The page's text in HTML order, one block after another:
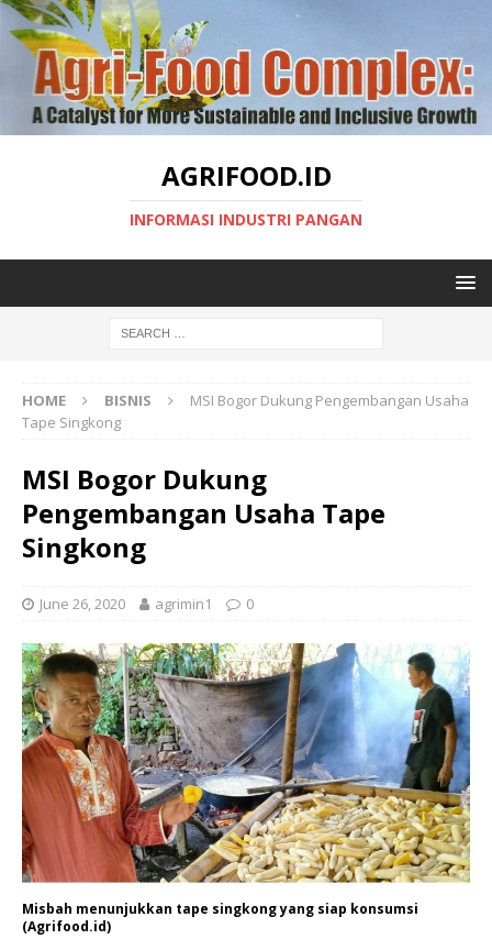
AGRIFOOD.ID
INFORMASI INDUSTRI PANGAN
HOME BISNIS
MSI Bogor Dukung Pengembangan Usaha
Tape Singkong
MSI Bogor Dukung
Pengembangan Usaha Tape
Singkong
June 26, 2020 agrimin1 0
Misbah menunjukkan tape singkong yang siap konsumsi
(Agrifood.id)